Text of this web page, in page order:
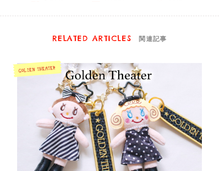
RELATED ARTICLES 関連記事